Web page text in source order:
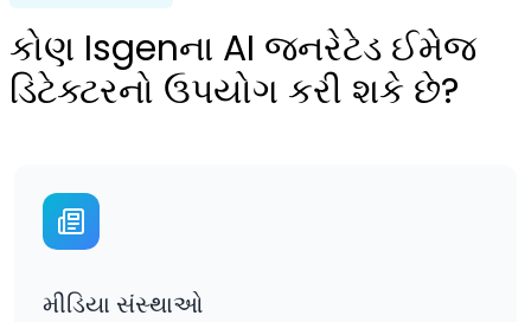
કોણ Isgenના AI જનરેટેડ ઈમેજ
ડિટેક્ટરનો ઉપયોગ કરી શકે છે?
મીડિયા સંસ્થાઓ